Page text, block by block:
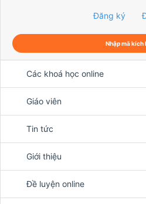
Đăng ký
Nhập mã kích
Các khoá học online
Giáo viên
Tin tức
Giới thiệu
Đề luyện online